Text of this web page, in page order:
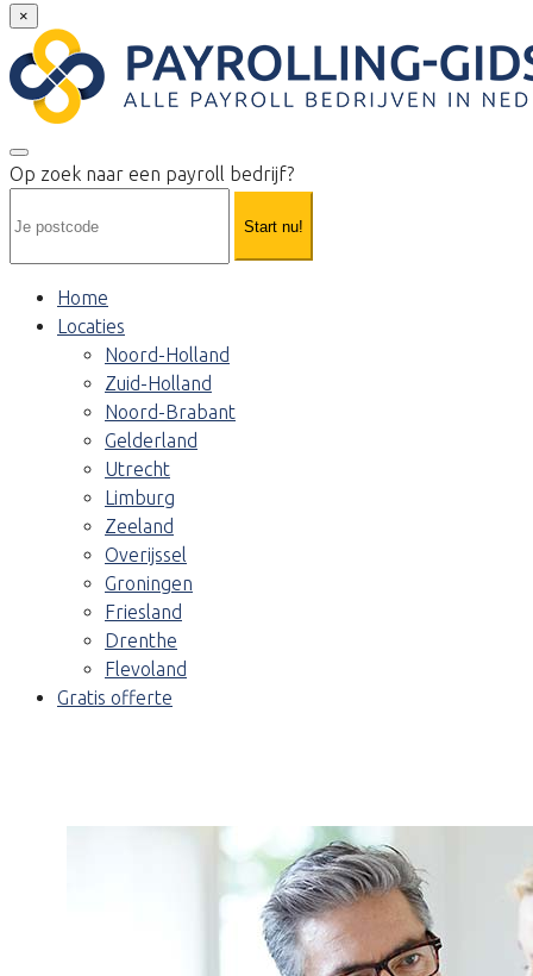
×
Op zoek naar een payroll bedrijf?
Start nu!
Home
Locaties
Noord-Holland
Zuid-Holland
Noord-Brabant
Gelderland
Utrecht
Limburg
Zeeland
Overijssel
Groningen
Friesland
Drenthe
Flevoland
Gratis offerte